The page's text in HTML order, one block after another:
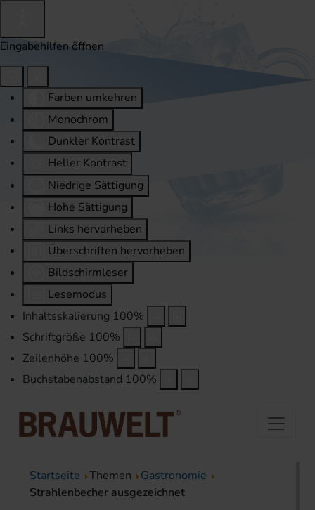
Eingabehilfen öffnen
Farben umkehren
Monochrom
Dunkler Kontrast
Heller Kontrast
Niedrige Sättigung
Hohe Sättigung
Links hervorheben
Überschriften hervorheben
Bildschirmleser
Lesemodus
Inhaltsskalierung 100%
Schriftgröße 100%
Zeilenhöhe 100%
Buchstabenabstand 100%
Startseite Themen
Gastronomie
Strahlenbecher ausgezeichnet